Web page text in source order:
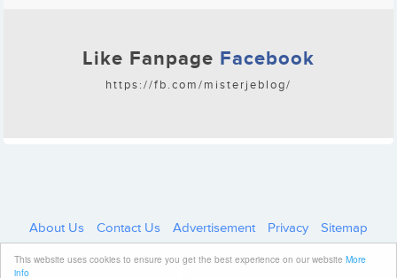
This website uses cookies to ensure you get the best experience on our website More
info
Like Fanpage Facebook
https://fb.com/misterjeblog/
About Us Contact Us Advertisement Privacy Sitemap
Copyright © 2024 Kangje.com Hosted by Blogger